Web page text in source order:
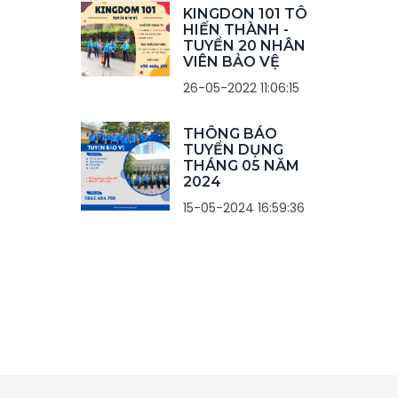
KINGDON 101 TÔ
HIẾN THÀNH -
TUYỂN 20 NHÂN
VIÊN BẢO VỆ
26-05-2022 11:06:15
THÔNG BÁO
TUYỂN DỤNG
THÁNG 05 NĂM
2024
15-05-2024 16:59:36